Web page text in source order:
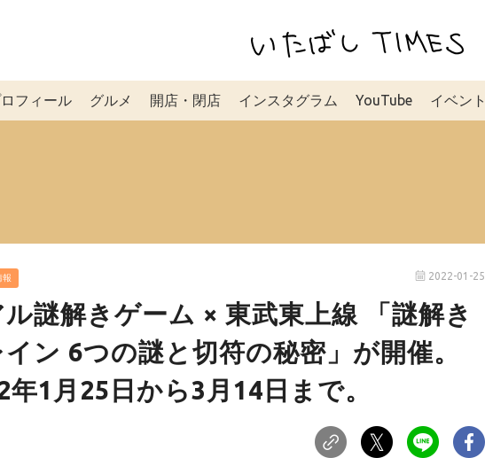
フィール グルメ 開店・閉店 インスタグラム YouTube イベント
報 2022-01-25
ル謎解きゲーム × 東武東上線 「謎解き
イン 6つの謎と切符の秘密」が開催。
年1月25日から3月14日まで。